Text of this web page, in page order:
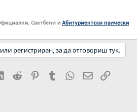
Сватбени и Абитуриентски прически
регистриран, за да отговориш тук.
LinkedIn
Reddit PinterestTumblr WhatsApp
EmailLink